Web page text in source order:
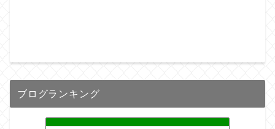
ブログランキング